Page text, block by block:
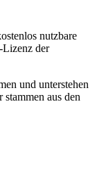
nutzbare
Lizenz der
und unterstehen
aus den